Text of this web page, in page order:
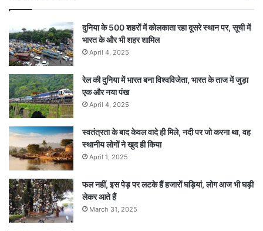
दुनिया के 500 शहरों में कोलकाता रहा दूसरे स्थान पर, सूची में
भारत के और भी शहर शामिल
April 4, 2025
रेल की दुनिया में भारत बना विश्वविजेता, भारत के ताज में जुड़ा
एक और नया पंख
April 4, 2025
स्वतंत्रता के बाद केवल वादे ही मिले, नदी पर जो करना था, वह
स्थानीय लोगों ने खुद ही किया
April 1, 2025
फल नहीं, इस पेड़ पर लटके हैं हजारों घड़ियां, लोग आज भी घड़ी
लेकर आते हैं
March 31, 2025